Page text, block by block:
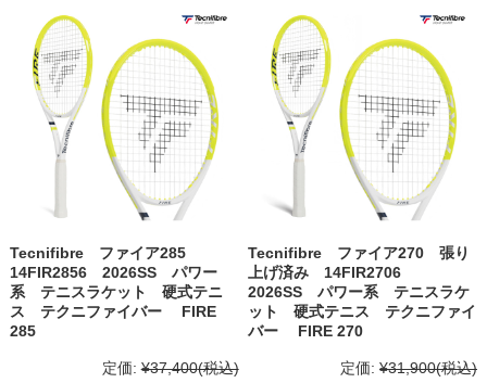
Tecnifibre ファイア285
14FIR2856 2026SS パワー
系 テニスラケット 硬式テニ
ス テクニファイバー FIRE
285
定価: ¥37,400(税込)
Tecnifibre ファイア270 張り
上げ済み 14FIR2706
2026SS パワー系 テニスラケ
ット 硬式テニス テクニファイ
バー FIRE 270
定価: ¥31,900(税込)